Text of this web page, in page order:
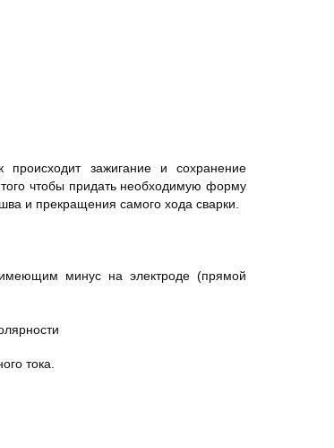
происходит зажигание и сохранение
чтобы придать необходимую форму
и прекращения самого хода сварки.
минус на электроде (прямой
тока.